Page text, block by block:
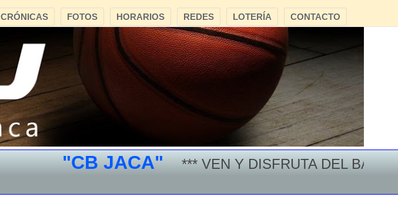
CONTACTO
LOTERÍA
REDES
HORARIOS
FOTOS
CRÓNICAS
"CB JACA" *** VEN Y DISFRUTA DEL